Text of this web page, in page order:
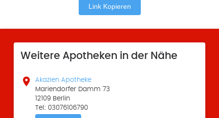
Link Kopieren
Weitere Apotheken in der Nähe

Akazien Apotheke
Mariendorfer Damm 73
12109 Berlin
Tel.: 03076106790